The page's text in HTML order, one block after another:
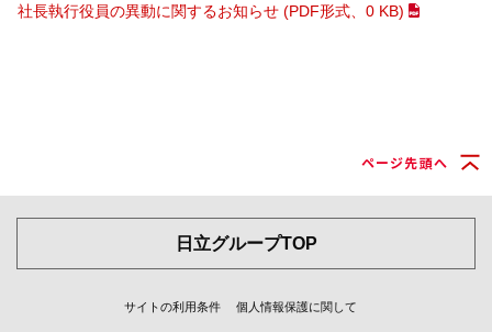
社長執行役員の異動に関するお知らせ (PDF形式、 0 KB)
ページ先頭へ
日立グループTOP
サイトの利用条件 個人情報保護に関して